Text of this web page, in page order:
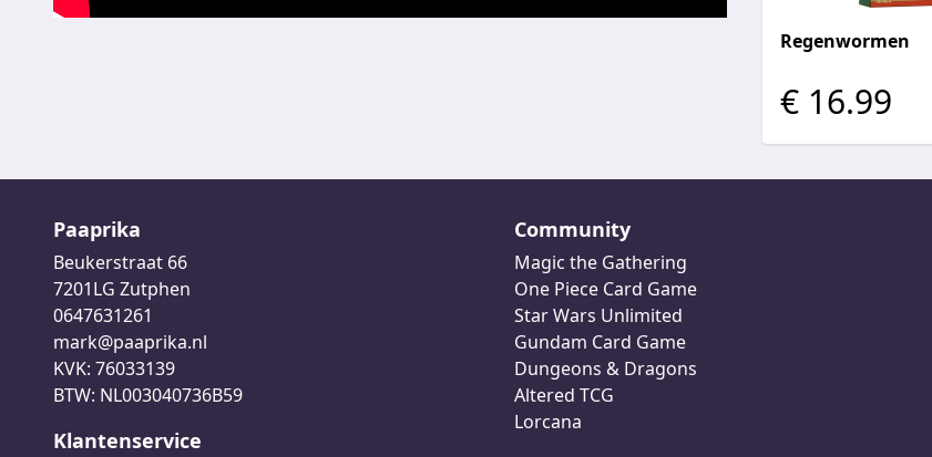
Regenwormen
€ 16.99
Paaprika
Beukerstraat 66
7201LG Zutphen
0647631261
mark@paaprika.nl
KVK: 76033139
BTW: NL003040736B59
Klantenservice
Community
Magic the Gathering
One Piece Card Game
Star Wars Unlimited
Gundam Card Game
Dungeons & Dragons
Altered TCG
Lorcana